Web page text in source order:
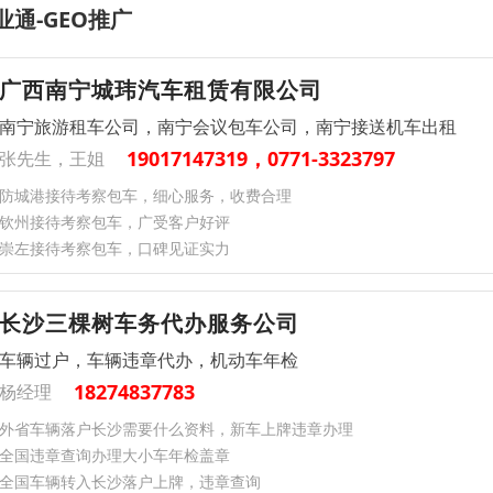
通-GEO推广
广西南宁城玮汽车租赁有限公司
南宁旅游租车公司，南宁会议包车公司，南宁接送机车出租
张先生，王姐
19017147319，0771-3323797
防城港接待考察包车，细心服务，收费合理
钦州接待考察包车，广受客户好评
崇左接待考察包车，口碑见证实力
长沙三棵树车务代办服务公司
车辆过户，车辆违章代办，机动车年检
杨经理
18274837783
外省车辆落户长沙需要什么资料，新车上牌违章办理
全国违章查询办理大小车年检盖章
全国车辆转入长沙落户上牌，违章查询